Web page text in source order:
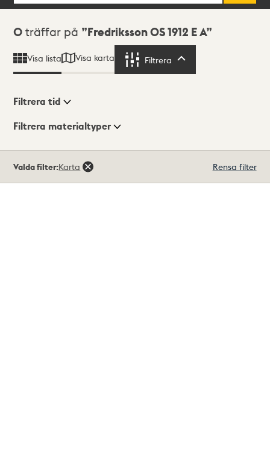
Sökresultat
0 träffar på Fredriksson OS 1912 E A
Visa lista Visa karta Filtrera
Visningsläge
Filtrera tid
Filtrera materialtyper
träffar
Valda filter:Karta Rensa filter